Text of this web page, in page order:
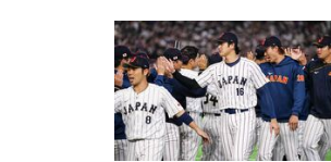
ぎる“熟れ方”